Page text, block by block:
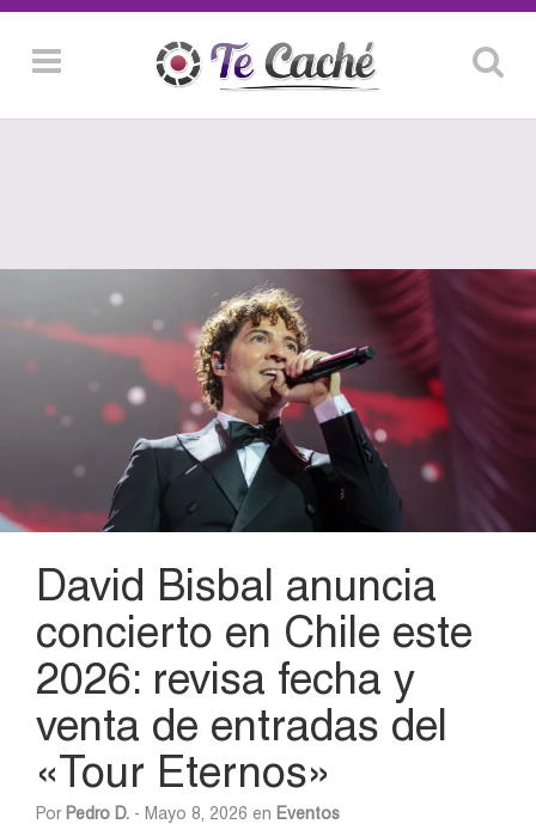
David Bisbal anuncia
concierto en Chile este
2026: revisa fecha y
venta de entradas del
«Tour Eternos»
Por Pedro D. - Mayo 8, 2026 en Eventos